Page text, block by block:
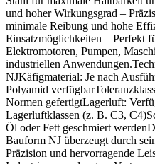
und hoher Wirkungsgrad –
minimale Reibung und hohe
Einsatzmöglichkeiten – Perfekt
Elektromotoren, Pumpen,
industriellen
NJKäfigmaterial: Je nach
Polyamid
Normen gefertigtLagerluft:
Lagerluftklassen (z. B. C3,
Öl oder Fett geschmiert
Bauform NJ überzeugt durch
Präzision und hervorragende